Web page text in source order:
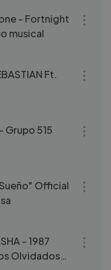
- Fortnight
musical
Ft.
Grupo 515
Official
- 1987
Olvidados